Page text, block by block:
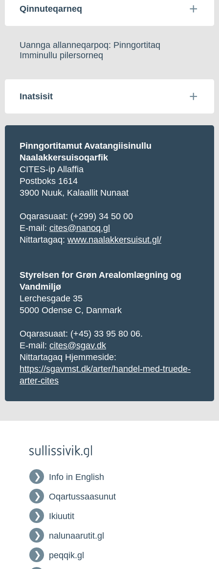
Qinnuteqarneq
Uannga allanneqarpoq: Pinngortitaq
Imminullu pilersorneq
Inatsisit
Pinngortitamut Avatangiisinullu
Naalakkersuisoqarfik
CITES-ip Allaffia
Postboks 1614
3900 Nuuk, Kalaallit Nunaat
Oqarasuaat: (+299) 34 50 00
E-mail: cites@nanoq.gl
Nittartagaq: www.naalakkersuisut.gl/
Styrelsen for Grøn Arealomlægning og
Vandmiljø
Lerchesgade 35
5000 Odense C, Danmark
Oqarasuaat: (+45) 33 95 80 06.
E-mail: cites@sgav.dk
Nittartagaq Hjemmeside:
https://sgavmst.dk/arter/handel-med-truede-
arter-cites
Info in English
Oqartussaasunut
Ikiuutit
nalunaarutit.gl
peqqik.gl